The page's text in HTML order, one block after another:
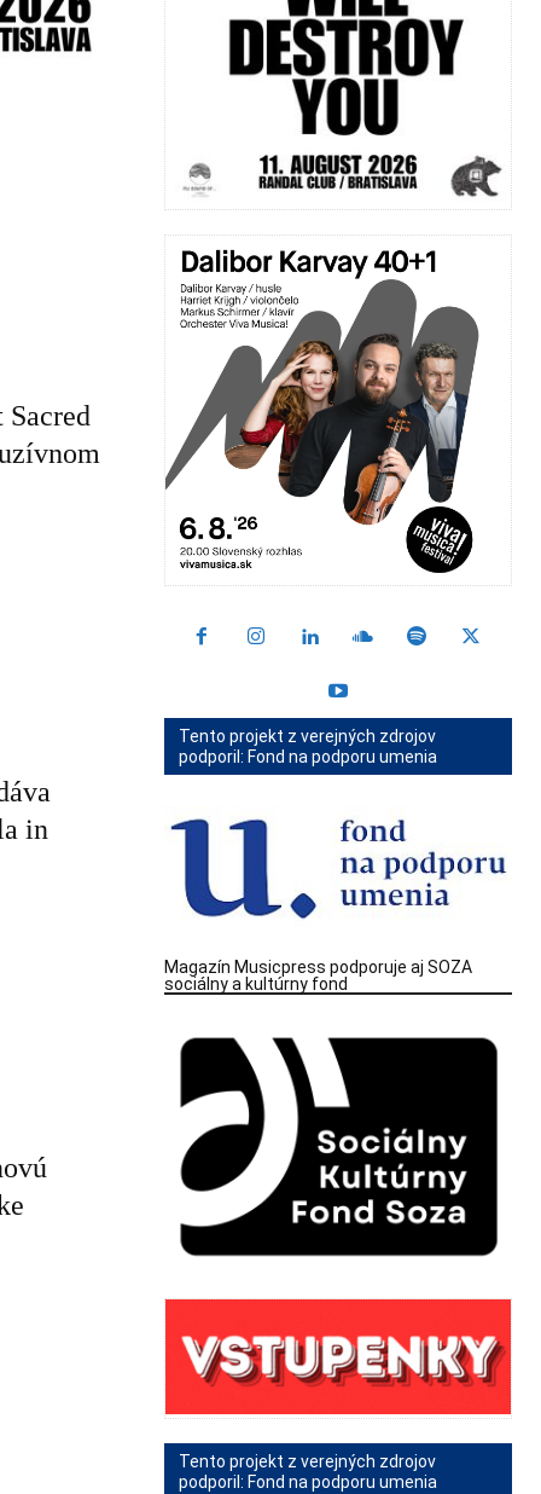
in
Tento projekt z verejných zdrojov
podporil: Fond na podporu umenia
Magazín Musicpress podporuje aj SOZA
sociálny a kultúrny fond
Tento projekt z verejných zdrojov
podporil: Fond na podporu umenia